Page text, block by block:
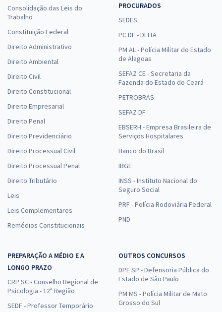
Consolidação das Leis do
Trabalho
Constituição Federal
Direito Administrativo
Direito Ambiental
Direito Civil
Direito Constitucional
Direito Empresarial
Direito Penal
Direito Previdenciário
Direito Processual Civil
Direito Processual Penal
Direito Tributário
Leis
Leis Complementares
Remédios Constitucionais
PROCURADOS
SEDES
PC DF - DELTA
PM AL - Polícia Militar do Estado
de Alagoas
SEFAZ CE - Secretaria da
Fazenda do Estado do Ceará
PETROBRAS
SEFAZ DF
EBSERH - Empresa Brasileira de
Serviços Hospitalares
Banco do Brasil
IBGE
INSS - Instituto Nacional do
Seguro Social
PRF - Polícia Rodoviária Federal
PND
PREPARAÇÃO A MÉDIO E A
LONGO PRAZO
CRP SC - Conselho Regional de
Psicologia - 12ª Região
SEDF - Professor Temporário
OUTROS CONCURSOS
DPE SP - Defensoria Pública do
Estado de São Paulo
PM MS - Polícia Militar de Mato
Grosso do Sul